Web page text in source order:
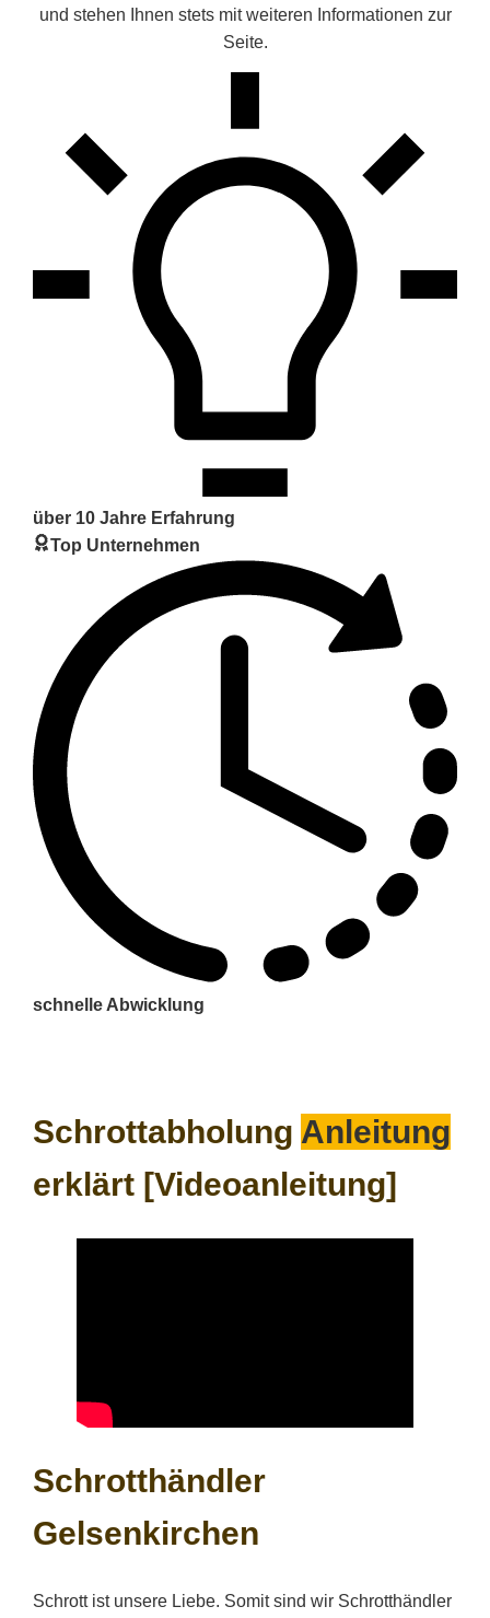
und stehen Ihnen stets mit weiteren Informationen zur
Seite.
über 10 Jahre Erfahrung
Top Unternehmen
schnelle Abwicklung
Schrottabholung Anleitung
erklärt [Videoanleitung]
Schrotthändler
Gelsenkirchen
Schrott ist unsere Liebe. Somit sind wir Schrotthändler